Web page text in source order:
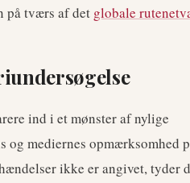
på tværs af det globale
ind i et mønster af nylige
og mediernes opmærksomhed
ikke er angivet, tyder